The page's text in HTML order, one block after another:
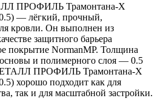
ПРОФИЛЬ Трамонтана-X
— лёгкий, прочный,
кровли. Он выполнен из
защитного барьера
покрытие NormanMP. Толщина
и полимерного слоя — 0.5
ПРОФИЛЬ Трамонтана-X
хорошо подходит как для
так и для масштабной застройки.